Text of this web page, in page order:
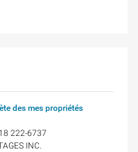
des mes propriétés
222-6737
INC.